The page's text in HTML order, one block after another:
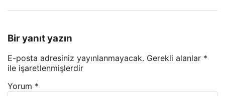
Bir yanıt yazın
E-posta adresiniz yayınlanmayacak. Gerekli alanlar *
ile işaretlenmişlerdir
Yorum *